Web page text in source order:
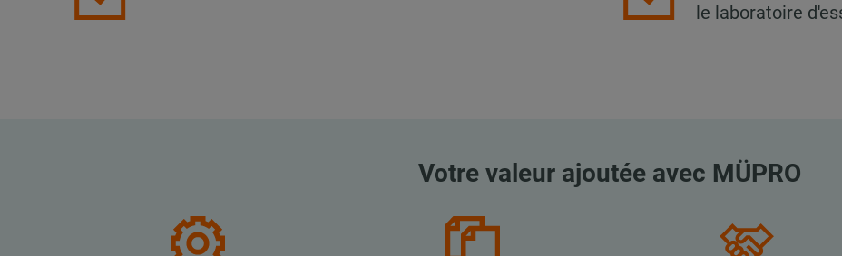
le laboratoire
Votre valeur ajoutée avec MÜPRO